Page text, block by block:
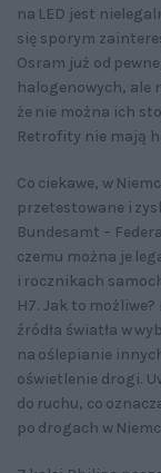
na LED jest
się sporym
Osram już od
halogenowych, ale
że nie można ich
Retrofity nie mają
Co ciekawe, w
przetestowane i
Bundesamt –
czemu można je
i rocznikach
H7. Jak to
źródła światła w
na oślepianie
oświetlenie drogi.
do ruchu, co
po drogach w